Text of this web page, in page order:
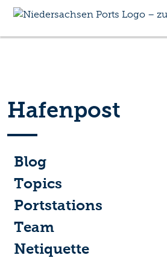
Hafenpost
Blog
Topics
Portstations
Team
Netiquette